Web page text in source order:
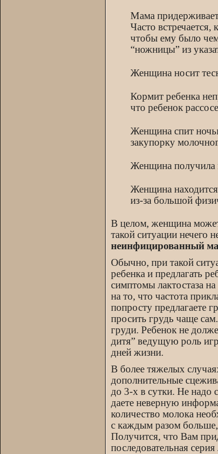
Мама
Часто
чтобы ему было
“ножницы” из
Женщина носит
Кормит ребенка
что ребенок
Женщина спит
закупорку
Женщина получила
Женщина находится
из-за большой
В целом, женщина
такой ситуации нечего
неинфицированный
Обычно, при такой
ребенка и предлагать
симптомы лактостаза
на то, что частота
попросту предлагаете
просить грудь чаще
груди. Ребенок не
дитя” ведущую роль
дней жизни.
В более тяжелых
дополнительные
до 3-х в сутки. Не надо
даете неверную
количество молока
с каждым разом больше,
Получится, что Вам
последовательная